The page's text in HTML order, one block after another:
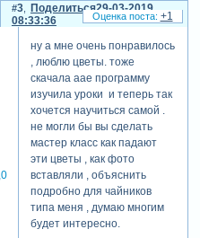
Поделиться
3
29-03-2019
08:33:36
ну а мне очень понравилось
, люблю цветы. тоже
скачала аае программу
изучила уроки и теперь так
хочется научиться самой .
не могли бы вы сделать
мастер класс как падают
эти цветы , как фото
вставляли , объяснить
подробно для чайников
типа меня , думаю многим
будет интересно.
+1